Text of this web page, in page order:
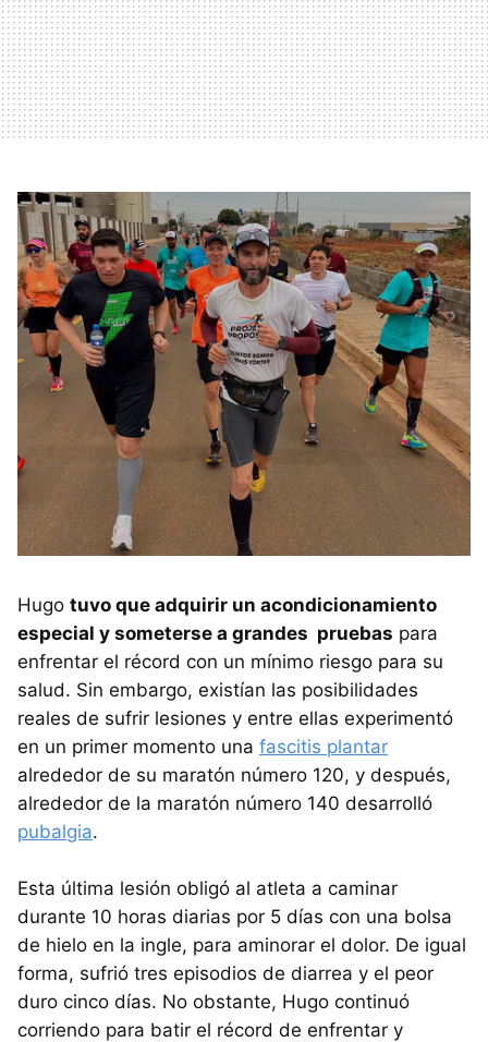
Hugo tuvo que adquirir un acondicionamiento
especial y someterse a grandes pruebas para
enfrentar el récord con un mínimo riesgo para su
salud. Sin embargo, existían las posibilidades
reales de sufrir lesiones y entre ellas experimentó
en un primer momento una fascitis plantar
alrededor de su maratón número 120, y después,
alrededor de la maratón número 140 desarrolló
pubalgia.
Esta última lesión obligó al atleta a caminar
durante 10 horas diarias por 5 días con una bolsa
de hielo en la ingle, para aminorar el dolor. De igual
forma, sufrió tres episodios de diarrea y el peor
duro cinco días. No obstante, Hugo continuó
corriendo para batir el récord de enfrentar y